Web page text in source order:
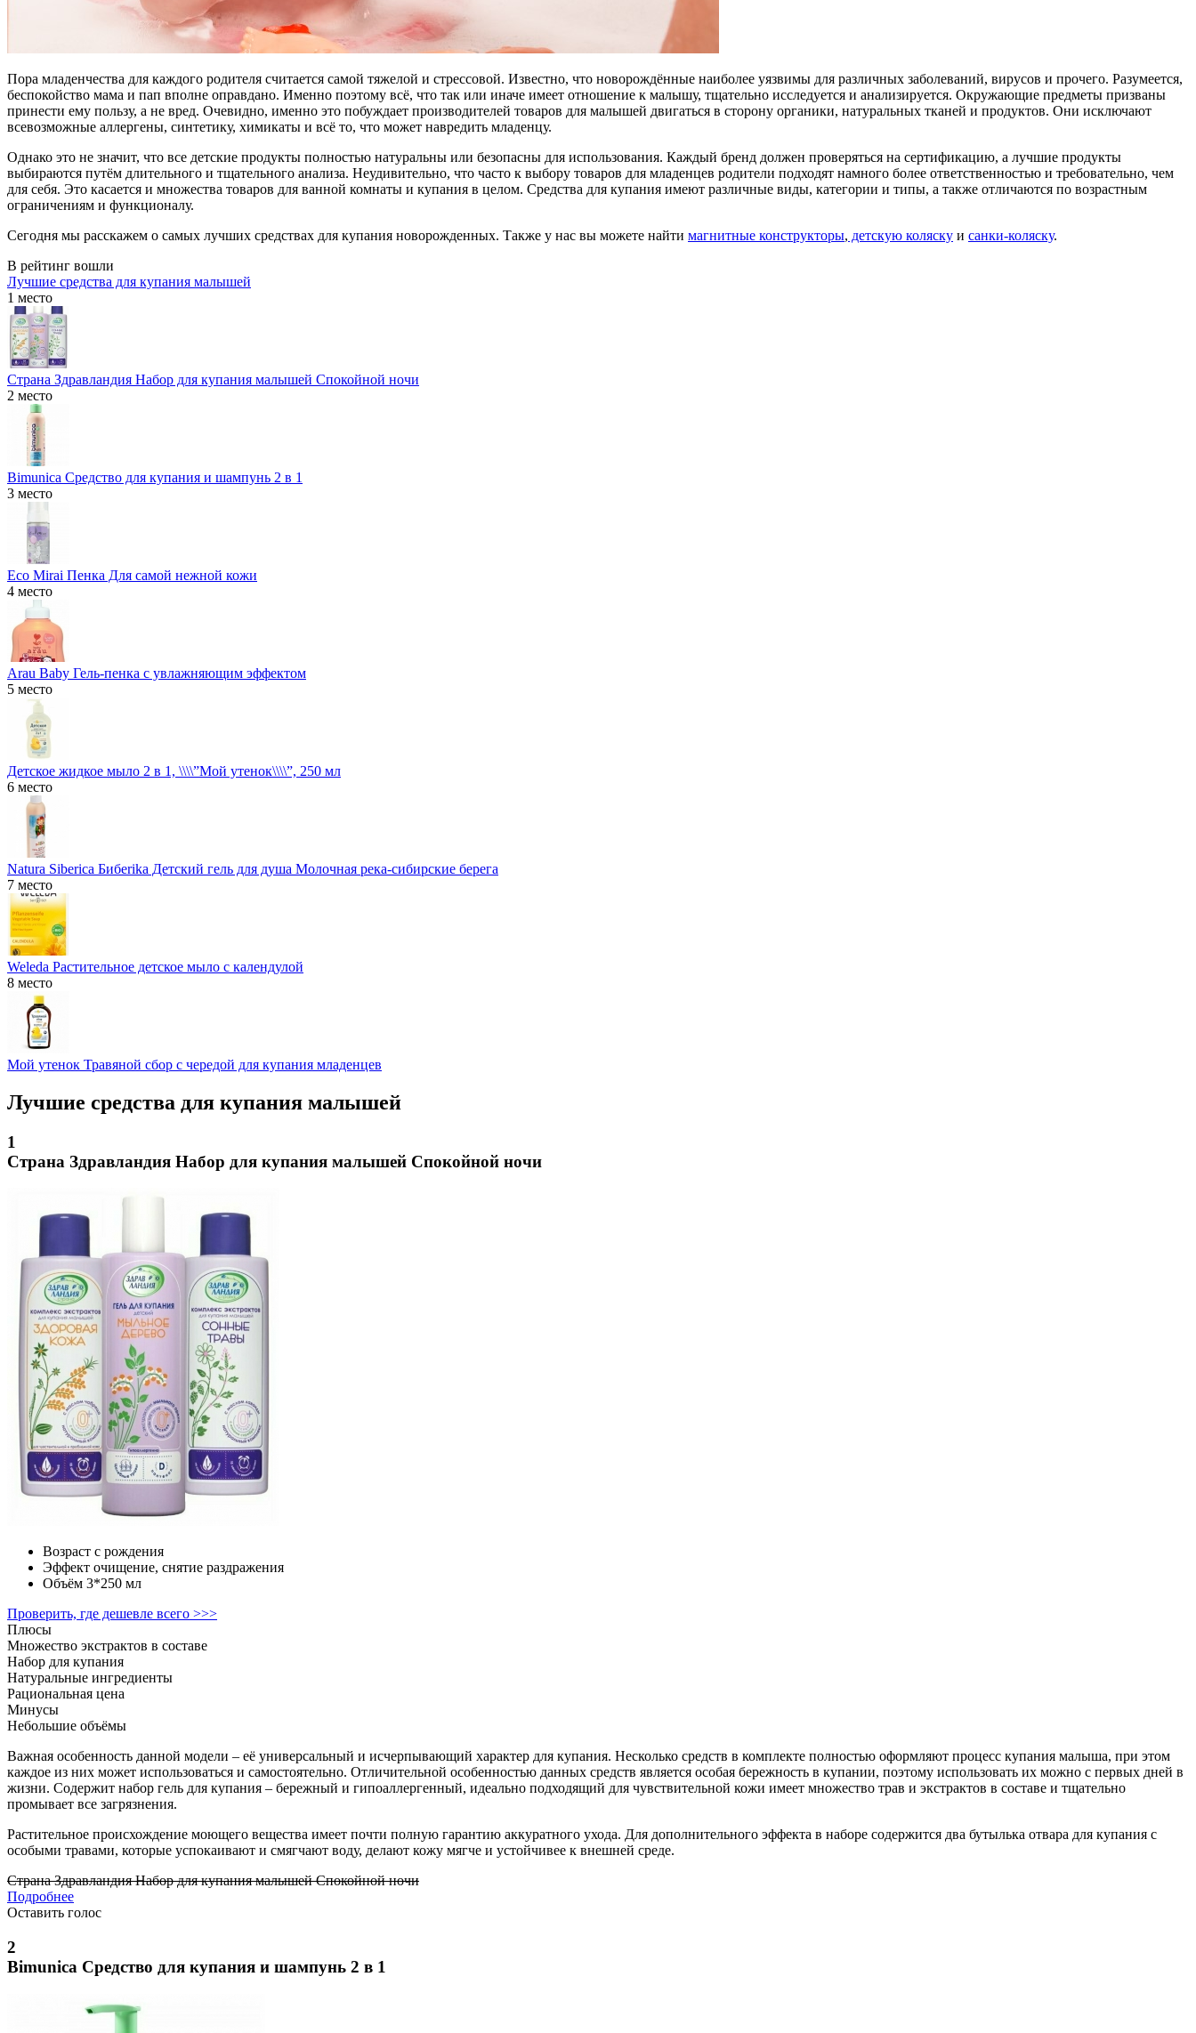
Пора младенчества для каждого родителя считается самой тяжелой и стрессовой. Известно, что новорождённые наиболее уязвимы для различных заболеваний, вирусов и прочего. Разумеется,
беспокойство мама и пап вполне оправдано. Именно поэтому всё, что так или иначе имеет отношение к малышу, тщательно исследуется и анализируется. Окружающие предметы призваны
принести ему пользу, а не вред. Очевидно, именно это побуждает производителей товаров для малышей двигаться в сторону органики, натуральных тканей и продуктов. Они исключают
всевозможные аллергены, синтетику, химикаты и всё то, что может навредить младенцу.
Однако это не значит, что все детские продукты полностью натуральны или безопасны для использования. Каждый бренд должен проверяться на сертификацию, а лучшие продукты
выбираются путём длительного и тщательного анализа. Неудивительно, что часто к выбору товаров для младенцев родители подходят намного более ответственностью и требовательно, чем
для себя. Это касается и множества товаров для ванной комнаты и купания в целом. Средства для купания имеют различные виды, категории и типы, а также отличаются по возрастным
ограничениям и функционалу.
Сегодня мы расскажем о самых лучших средствах для купания новорожденных. Также у нас вы можете найти магнитные конструкторы, детскую коляску и санки-коляску.
В рейтинг вошли
Лучшие средства для купания малышей
1 место
Страна Здравландия Набор для купания малышей Спокойной ночи
2 место
Bimunica Средство для купания и шампунь 2 в 1
3 место
Eco Mirai Пенка Для самой нежной кожи
4 место
Arau Baby Гель-пенка с увлажняющим эффектом
5 место
Детское жидкое мыло 2 в 1, \\\\”Мой утенок\\\\”, 250 мл
6 место
Natura Siberica Бибerika Детский гель для душа Молочная река-сибирские берега
7 место
Weleda Растительное детское мыло с календулой
8 место
Мой утенок Травяной сбор с чередой для купания младенцев
Лучшие средства для купания малышей
1
Страна Здравландия Набор для купания малышей Спокойной ночи
Возраст с рождения
Эффект очищение, снятие раздражения
Объём 3*250 мл
Проверить, где дешевле всего >>>
Плюсы
Множество экстрактов в составе
Набор для купания
Натуральные ингредиенты
Рациональная цена
Минусы
Небольшие объёмы
Важная особенность данной модели – её универсальный и исчерпывающий характер для купания. Несколько средств в комплекте полностью оформляют процесс купания малыша, при этом
каждое из них может использоваться и самостоятельно. Отличительной особенностью данных средств является особая бережность в купании, поэтому использовать их можно с первых дней в
жизни. Содержит набор гель для купания – бережный и гипоаллергенный, идеально подходящий для чувствительной кожи имеет множество трав и экстрактов в составе и тщательно
промывает все загрязнения.
Растительное происхождение моющего вещества имеет почти полную гарантию аккуратного ухода. Для дополнительного эффекта в наборе содержится два бутылька отвара для купания с
особыми травами, которые успокаивают и смягчают воду, делают кожу мягче и устойчивее к внешней среде.
Страна Здравландия Набор для купания малышей Спокойной ночи
Подробнее
Оставить голос
2
Bimunica Средство для купания и шампунь 2 в 1